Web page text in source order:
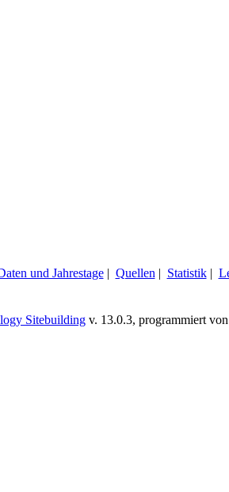
und Jahrestage| Quellen | Statistik|
Sitebuilding v. 13.0.3, programmiert